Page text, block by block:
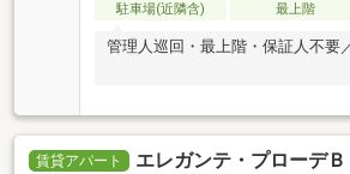
駐車場(近隣含)
最上階
管理人巡回・最上階・保証人不要
賃貸アパート エレガンテ・プローデＢ